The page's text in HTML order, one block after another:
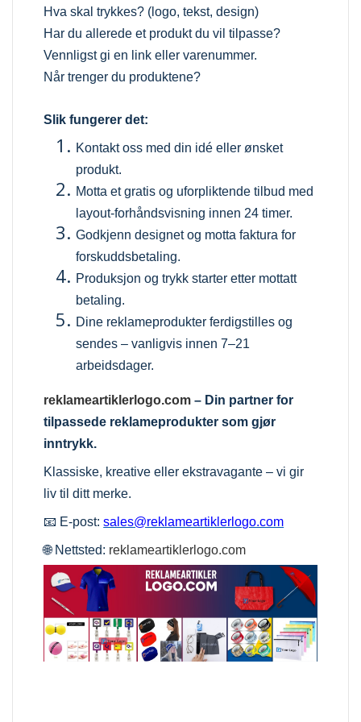
Hva skal trykkes? (logo, tekst, design)
Har du allerede et produkt du vil tilpasse?
Vennligst gi en link eller varenummer.
Når trenger du produktene?
Slik fungerer det:
Kontakt oss med din idé eller ønsket
produkt.
Motta et gratis og uforpliktende tilbud med
layout-forhåndsvisning innen 24 timer.
Godkjenn designet og motta faktura for
forskuddsbetaling.
Produksjon og trykk starter etter mottatt
betaling.
Dine reklameprodukter ferdigstilles og
sendes – vanligvis innen 7–21
arbeidsdager.
reklameartiklerlogo.com – Din partner for
tilpassede reklameprodukter som gjør
inntrykk.
Klassiske, kreative eller ekstravagante – vi gir
liv til ditt merke.
📧 E-post:sales@reklameartiklerlogo.com
🌐 Nettsted: reklameartiklerlogo.com